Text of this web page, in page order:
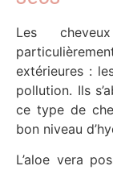
Les
extérieures :
pollution. Ils
ce type de
bon niveau
L’aloe vera